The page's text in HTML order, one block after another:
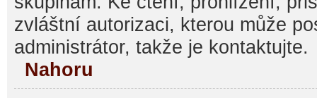
zvláštní autorizaci, kterou může
administrátor, takže je kontaktujte.
Nahoru